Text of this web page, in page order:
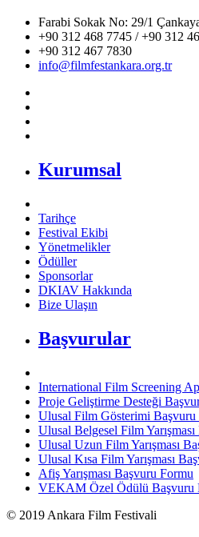
Farabi Sokak No: 29/1
+90 312 468 7745 / +90 312
+90 312 467 7830
info@filmfestankara.org.tr
Kurumsal
Tarihçe
Festival Ekibi
Yönetmelikler
Ödüller
Sponsorlar
DKIAV Hakkında
Bize Ulaşın
Başvurular
International Film Screening
Proje Geliştirme Desteği
Ulusal Film Gösterimi Başvuru
Ulusal Belgesel Film
Ulusal Uzun Film Yarışması
Ulusal Kısa Film Yarışması
Afiş Yarışması Başvuru Formu
VEKAM Özel Ödülü Başvuru
© 2019 Ankara Film Festivali